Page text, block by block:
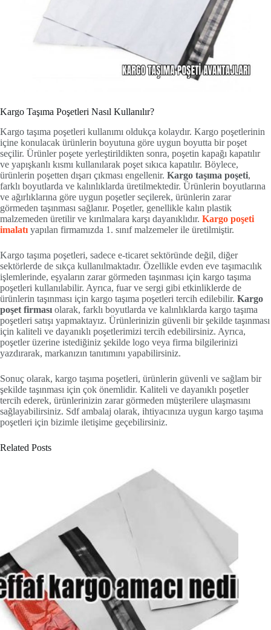
Kargo Taşıma Poşetleri Nasıl Kullanılır?
Kargo taşıma poşetleri kullanımı oldukça kolaydır. Kargo poşetlerinin
içine konulacak ürünlerin boyutuna göre uygun boyutta bir poşet
seçilir. Ürünler poşete yerleştirildikten sonra, poşetin kapağı kapatılır
ve yapışkanlı kısmı kullanılarak poşet sıkıca kapatılır. Böylece,
ürünlerin poşetten dışarı çıkması engellenir. Kargo taşıma poşeti,
farklı boyutlarda ve kalınlıklarda üretilmektedir. Ürünlerin boyutlarına
ve ağırlıklarına göre uygun poşetler seçilerek, ürünlerin zarar
görmeden taşınması sağlanır. Poşetler, genellikle kalın plastik
malzemeden üretilir ve kırılmalara karşı dayanıklıdır. Kargo poşeti
imalatı yapılan firmamızda 1. sınıf malzemeler ile üretilmiştir.
Kargo taşıma poşetleri, sadece e-ticaret sektöründe değil, diğer
sektörlerde de sıkça kullanılmaktadır. Özellikle evden eve taşımacılık
işlemlerinde, eşyaların zarar görmeden taşınması için kargo taşıma
poşetleri kullanılabilir. Ayrıca, fuar ve sergi gibi etkinliklerde de
ürünlerin taşınması için kargo taşıma poşetleri tercih edilebilir. Kargo
poşet firması olarak, farklı boyutlarda ve kalınlıklarda kargo taşıma
poşetleri satışı yapmaktayız. Ürünlerinizin güvenli bir şekilde taşınması
için kaliteli ve dayanıklı poşetlerimizi tercih edebilirsiniz. Ayrıca,
poşetler üzerine istediğiniz şekilde logo veya firma bilgilerinizi
yazdırarak, markanızın tanıtımını yapabilirsiniz.
Sonuç olarak, kargo taşıma poşetleri, ürünlerin güvenli ve sağlam bir
şekilde taşınması için çok önemlidir. Kaliteli ve dayanıklı poşetler
tercih ederek, ürünlerinizin zarar görmeden müşterilere ulaşmasını
sağlayabilirsiniz. Sdf ambalaj olarak, ihtiyacınıza uygun kargo taşıma
poşetleri için bizimle iletişime geçebilirsiniz.
Related Posts